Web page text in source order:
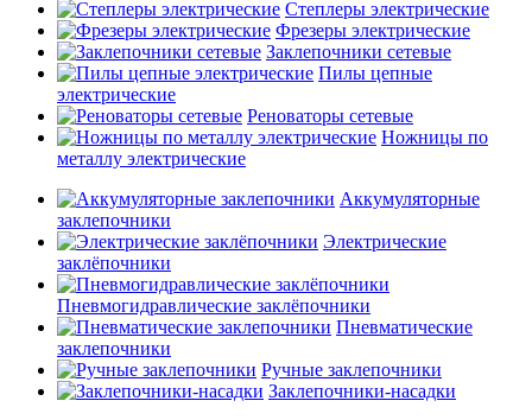
Степлеры электрические
Фрезеры электрические
Заклепочники сетевые
Пилы цепные
электрические
Реноваторы сетевые
Ножницы по
металлу электрические
Аккумуляторные
заклепочники
Электрические
заклёпочники
Пневмогидравлические заклёпочники
Пневматические
заклепочники
Ручные заклепочники
Заклепочники-насадки